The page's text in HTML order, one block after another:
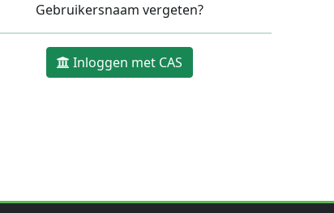
Gebruikersnaam vergeten?
Inloggen met CAS